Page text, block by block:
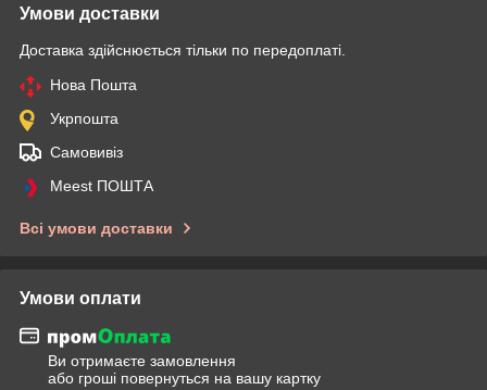
Умови доставки
Доставка здійснюється тільки по передоплаті.
Нова Пошта
Укрпошта
Самовивіз
Meest ПОШТА
Всі умови доставки
Умови оплати
Ви отримаєте замовлення
або гроші повернуться на вашу картку